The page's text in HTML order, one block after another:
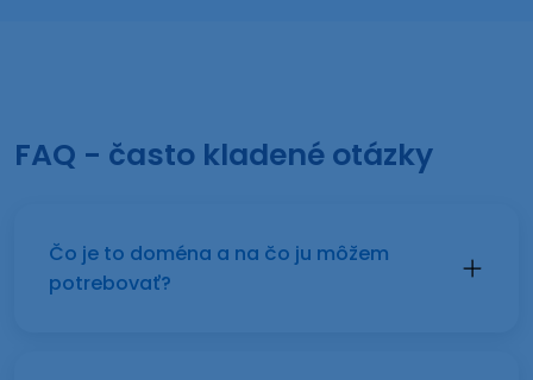
FAQ - často kladené otázky
Čo je to doména a na čo ju môžem
potrebovať?